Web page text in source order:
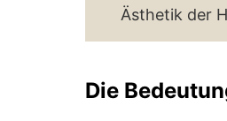
Ästhetik der
Die